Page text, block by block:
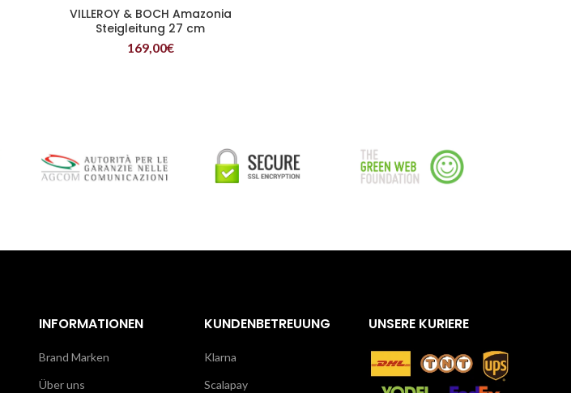
WEITERLESEN
VILLEROY & BOCH Amazonia
Steigleitung 27 cm
169,00€
INFORMATIONEN
Brand Marken
Über uns
KUNDENBETREUUNG
Klarna
Scalapay
UNSERE KURIERE